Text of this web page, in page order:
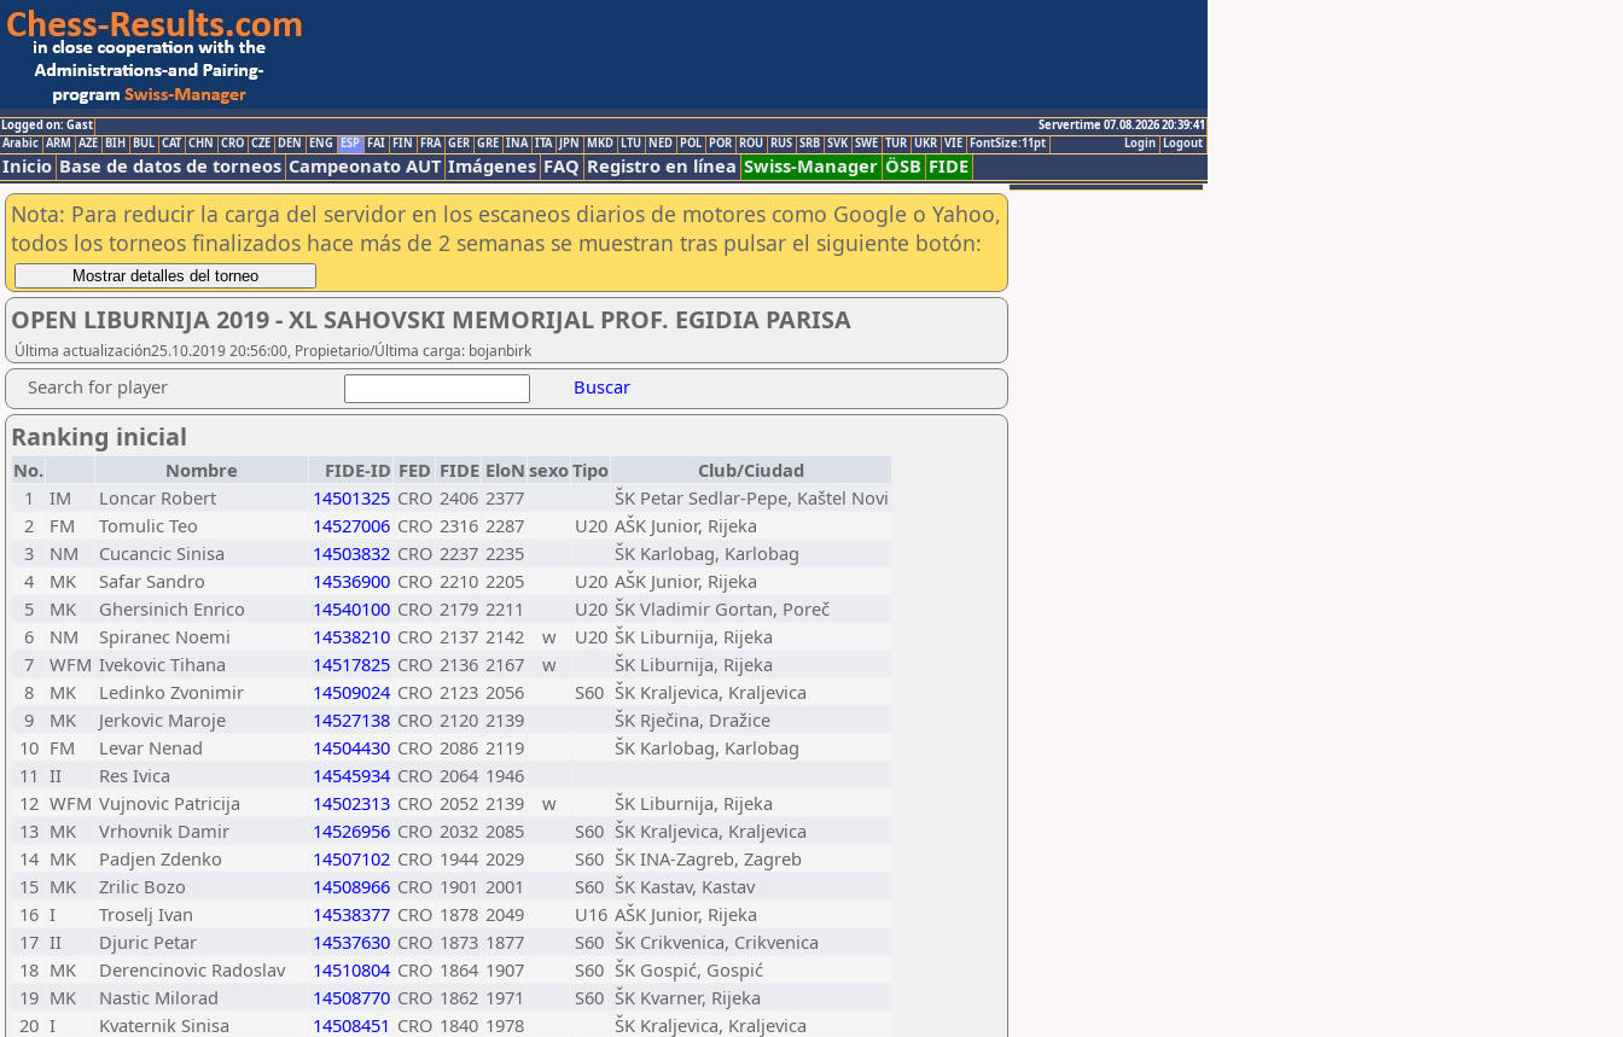
Logged on: Gast
Servertime 07.08.2026 20:39:41
Logout
Login
Arabic ARM AZE BIH BUL CAT CHN CRO CZE DEN ENG ESP FAI FIN FRA GER GRE INA ITA JPN MKD LTU NED POL POR ROU RUS SRB SVK SWE TUR UKR VIE FontSize:11pt
Inicio Base de datos de torneos Campeonato AUT Imágenes FAQ Registro en línea Swiss-Manager ÖSB FIDE
Nota: Para reducir la carga del servidor en los escaneos diarios de motores como Google o Yahoo,
todos los torneos finalizados hace más de 2 semanas se muestran tras pulsar el siguiente botón:
OPEN LIBURNIJA 2019 - XL SAHOVSKI MEMORIJAL PROF. EGIDIA PARISA
Última actualización25.10.2019 20:56:00, Propietario/Última carga: bojanbirk
Search for player Buscar
Ranking inicial
No. Nombre FIDE-ID FED FIDE EloN sexoTipo
Club/Ciudad
1
IM Loncar Robert 14501325 CRO 2406 2377
ŠK Petar Sedlar-Pepe, Kaštel Novi
2
FM Tomulic Teo 14527006 CRO 2316 2287 U20 AŠK Junior, Rijeka
3
NM Cucancic Sinisa 14503832 CRO 2237 2235
ŠK Karlobag, Karlobag
4
MK Safar Sandro 14536900 CRO 2210 2205 U20 AŠK Junior, Rijeka
5
MK Ghersinich Enrico 14540100 CRO 2179 2211 U20 ŠK Vladimir Gortan, Poreč
6
NM Spiranec Noemi 14538210 CRO 2137 2142 w U20 ŠK Liburnija, Rijeka
7
WFM Ivekovic Tihana 14517825 CRO 2136 2167 w
ŠK Liburnija, Rijeka
8
MK Ledinko Zvonimir 14509024 CRO 2123 2056 S60 ŠK Kraljevica, Kraljevica
9
MK Jerkovic Maroje 14527138 CRO 2120 2139
ŠK Rječina, Dražice
10 FM Levar Nenad 14504430 CRO 2086 2119
ŠK Karlobag, Karlobag
11 II Res Ivica 14545934 CRO 2064 1946
12 WFM Vujnovic Patricija 14502313 CRO 2052 2139 w
ŠK Liburnija, Rijeka
13 MK Vrhovnik Damir 14526956 CRO 2032 2085 S60 ŠK Kraljevica, Kraljevica
14 MK Padjen Zdenko 14507102 CRO 1944 2029 S60 ŠK INA-Zagreb, Zagreb
15 MK Zrilic Bozo 14508966 CRO 1901 2001 S60 ŠK Kastav, Kastav
16 I Troselj Ivan 14538377 CRO 1878 2049 U16 AŠK Junior, Rijeka
17 II Djuric Petar 14537630 CRO 1873 1877 S60 ŠK Crikvenica, Crikvenica
18 MK Derencinovic Radoslav 14510804 CRO 1864 1907 S60 ŠK Gospić, Gospić
19 MK Nastic Milorad 14508770 CRO 1862 1971 S60 ŠK Kvarner, Rijeka
20 I Kvaternik Sinisa 14508451 CRO 1840 1978
ŠK Kraljevica, Kraljevica